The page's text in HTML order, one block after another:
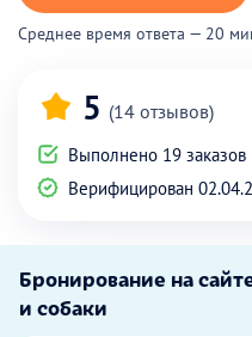
Среднее время ответа — 20
5 (14 отзывов)
Выполнено 19 заказов
Верифицирован
Бронирование на
и собаки